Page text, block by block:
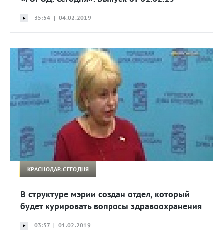
35:54 | 04.02.2019
КРАСНОДАР. СЕГОДНЯ
В структуре мэрии создан отдел, который
будет курировать вопросы здравоохранения
03:57 | 01.02.2019